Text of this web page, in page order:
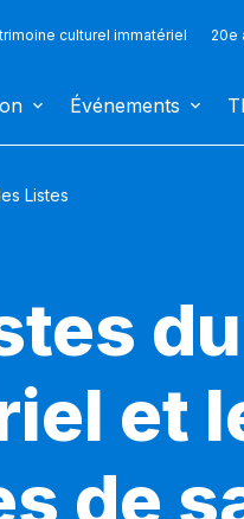
culturel immatériel 20e
Événements
Listes
et
de